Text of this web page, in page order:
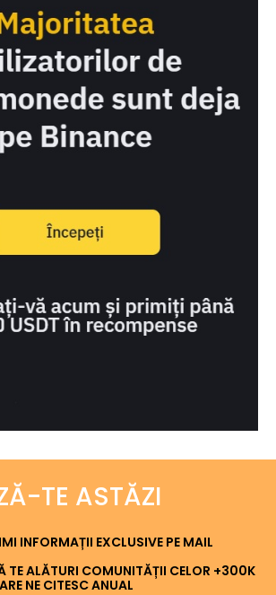
TE ASTĂZI
INFORMAȚII EXCLUSIVE PE MAIL
TE ALĂTURI COMUNITĂȚII CELOR +300K
NE CITESC ANUAL